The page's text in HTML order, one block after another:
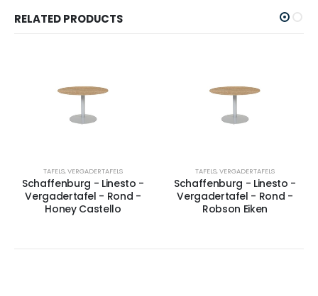
RELATED PRODUCTS
TAFELS,VERGADERTAFELS
Schaffenburg - Linesto -
Vergadertafel - Rond -
Honey Castello
TAFELS,VERGADERTAFELS
Schaffenburg - Linesto -
Vergadertafel - Rond -
Robson Eiken